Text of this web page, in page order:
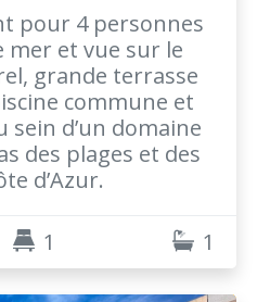
pour 4 personnes
mer et vue sur le
grande terrasse
commune et
sein d’un domaine
des plages et des
d’Azur.
1 1